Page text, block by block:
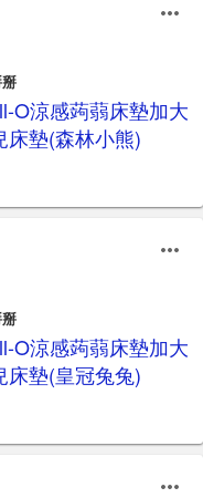
O涼感蒟蒻床墊加大
床墊(森林小熊)
O涼感蒟蒻床墊加大
床墊(皇冠兔兔)